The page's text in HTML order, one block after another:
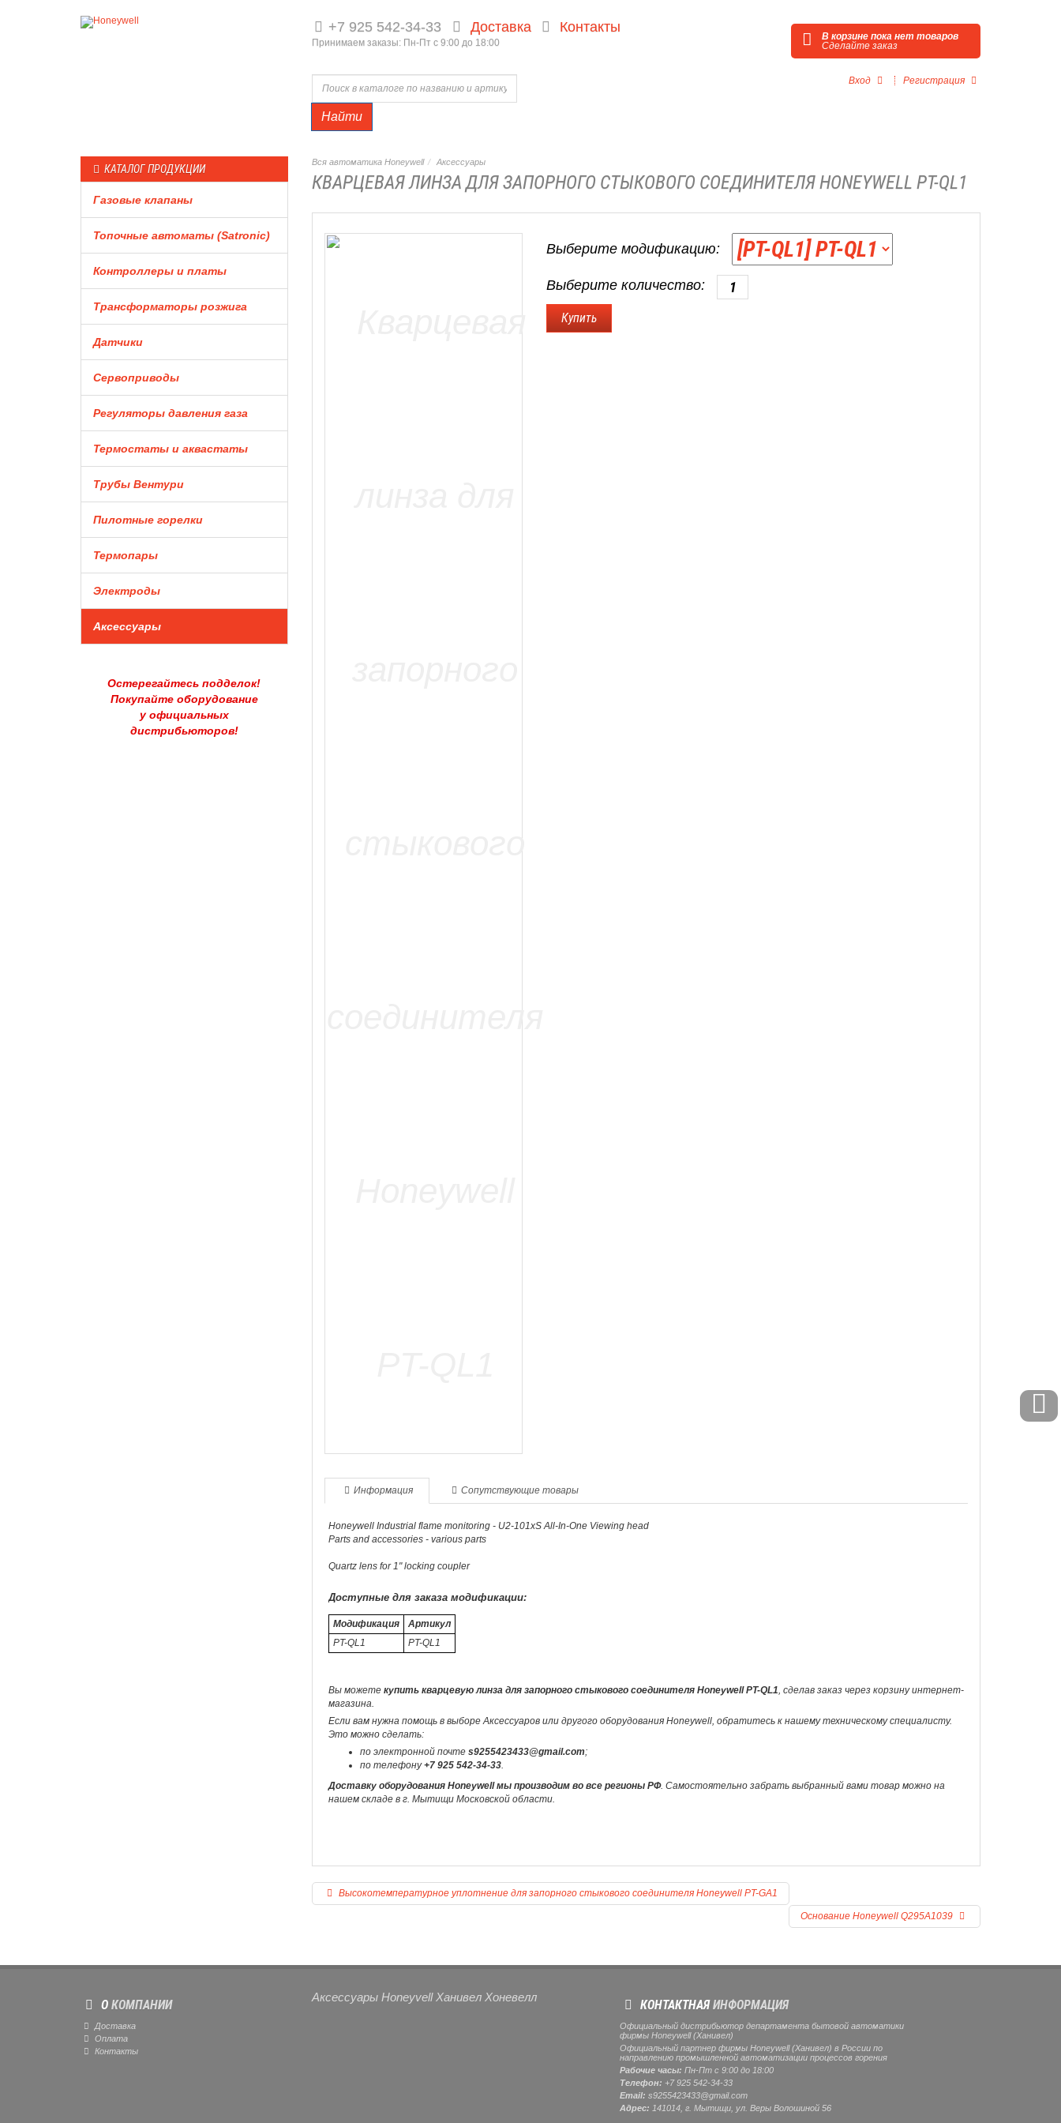
+7 925 542-34-33 Доставка Контакты
Принимаем заказы: Пн-Пт с 9:00 до 18:00
В корзине пока нет товаров
Сделайте заказ
Найти
Вход Регистрация
КАТАЛОГ ПРОДУКЦИИ
Газовые клапаны
Топочные автоматы (Satronic)
Контроллеры и платы
Трансформаторы розжига
Датчики
Сервоприводы
Регуляторы давления газа
Термостаты и аквастаты
Трубы Вентури
Пилотные горелки
Термопары
Электроды
Аксессуары
Остерегайтесь подделок!
Покупайте оборудование
у официальных
дистрибьюторов!
Вся автоматика Honeywell Аксессуары
КВАРЦЕВАЯ ЛИНЗА ДЛЯ ЗАПОРНОГО СТЫКОВОГО СОЕДИНИТЕЛЯ HONEYWELL PT-QL1
Выберите модификацию:
Выберите количество:
Информация Сопутствующие товары
Honeywell Industrial flame monitoring - U2-101xS All-In-One Viewing head
Parts and accessories - various parts
Quartz lens for 1" locking coupler
Доступные для заказа модификации:
Модификация
Артикул
PT-QL1
PT-QL1
Вы можете купить кварцевую линза для запорного стыкового соединителя Honeywell PT-QL1, сделав заказ через корзину интернет-
магазина.
Если вам нужна помощь в выборе Аксессуаров или другого оборудования Honeywell, обратитесь к нашему техническому специалисту.
Это можно сделать:
по электронной почте s9255423433@gmail.com;
по телефону+7 925 542-34-33.
Доставку оборудования Honeywell мы производим во все регионы РФ. Самостоятельно забрать выбранный вами товар можно на
нашем складе в г. Мытищи Московской области.
Высокотемпературное уплотнение для запорного стыкового соединителя Honeywell PT-GA1
Основание Honeywell Q295A1039
О КОМПАНИИ
Доставка
Оплата
Контакты
Аксессуары Honeyvell Ханивел Хоневелл КОНТАКТНАЯИНФОРМАЦИЯ
Официальный дистрибьютор департамента бытовой автоматики
фирмы Honeywell (Ханивел)
Официальный партнер фирмы Honeywell (Ханивел) в России по
направлению промышленной автоматизации процессов горения
Рабочие часы: Пн-Пт с 9:00 до 18:00
Телефон: +7 925 542-34-33
Email: s9255423433@gmail.com
Адрес: 141014, г. Мытищи, ул. Веры Волошиной 56